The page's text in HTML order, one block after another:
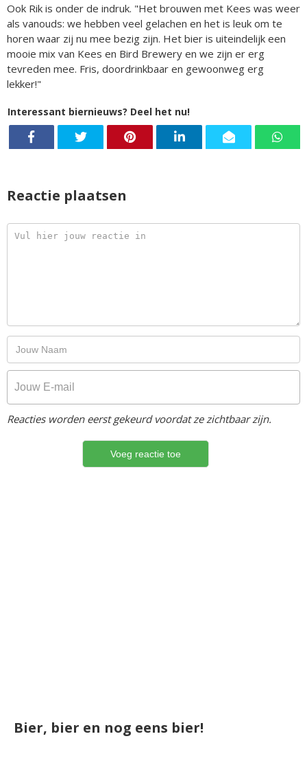
Ook Rik is onder de indruk. "Het brouwen met Kees was weer
als vanouds: we hebben veel gelachen en het is leuk om te
horen waar zij nu mee bezig zijn. Het bier is uiteindelijk een
mooie mix van Kees en Bird Brewery en we zijn er erg
tevreden mee. Fris, doordrinkbaar en gewoonweg erg
lekker!"
Interessant biernieuws? Deel het nu!
Reactie plaatsen
Reacties worden eerst gekeurd voordat ze zichtbaar zijn.
Bier, bier en nog eens bier!